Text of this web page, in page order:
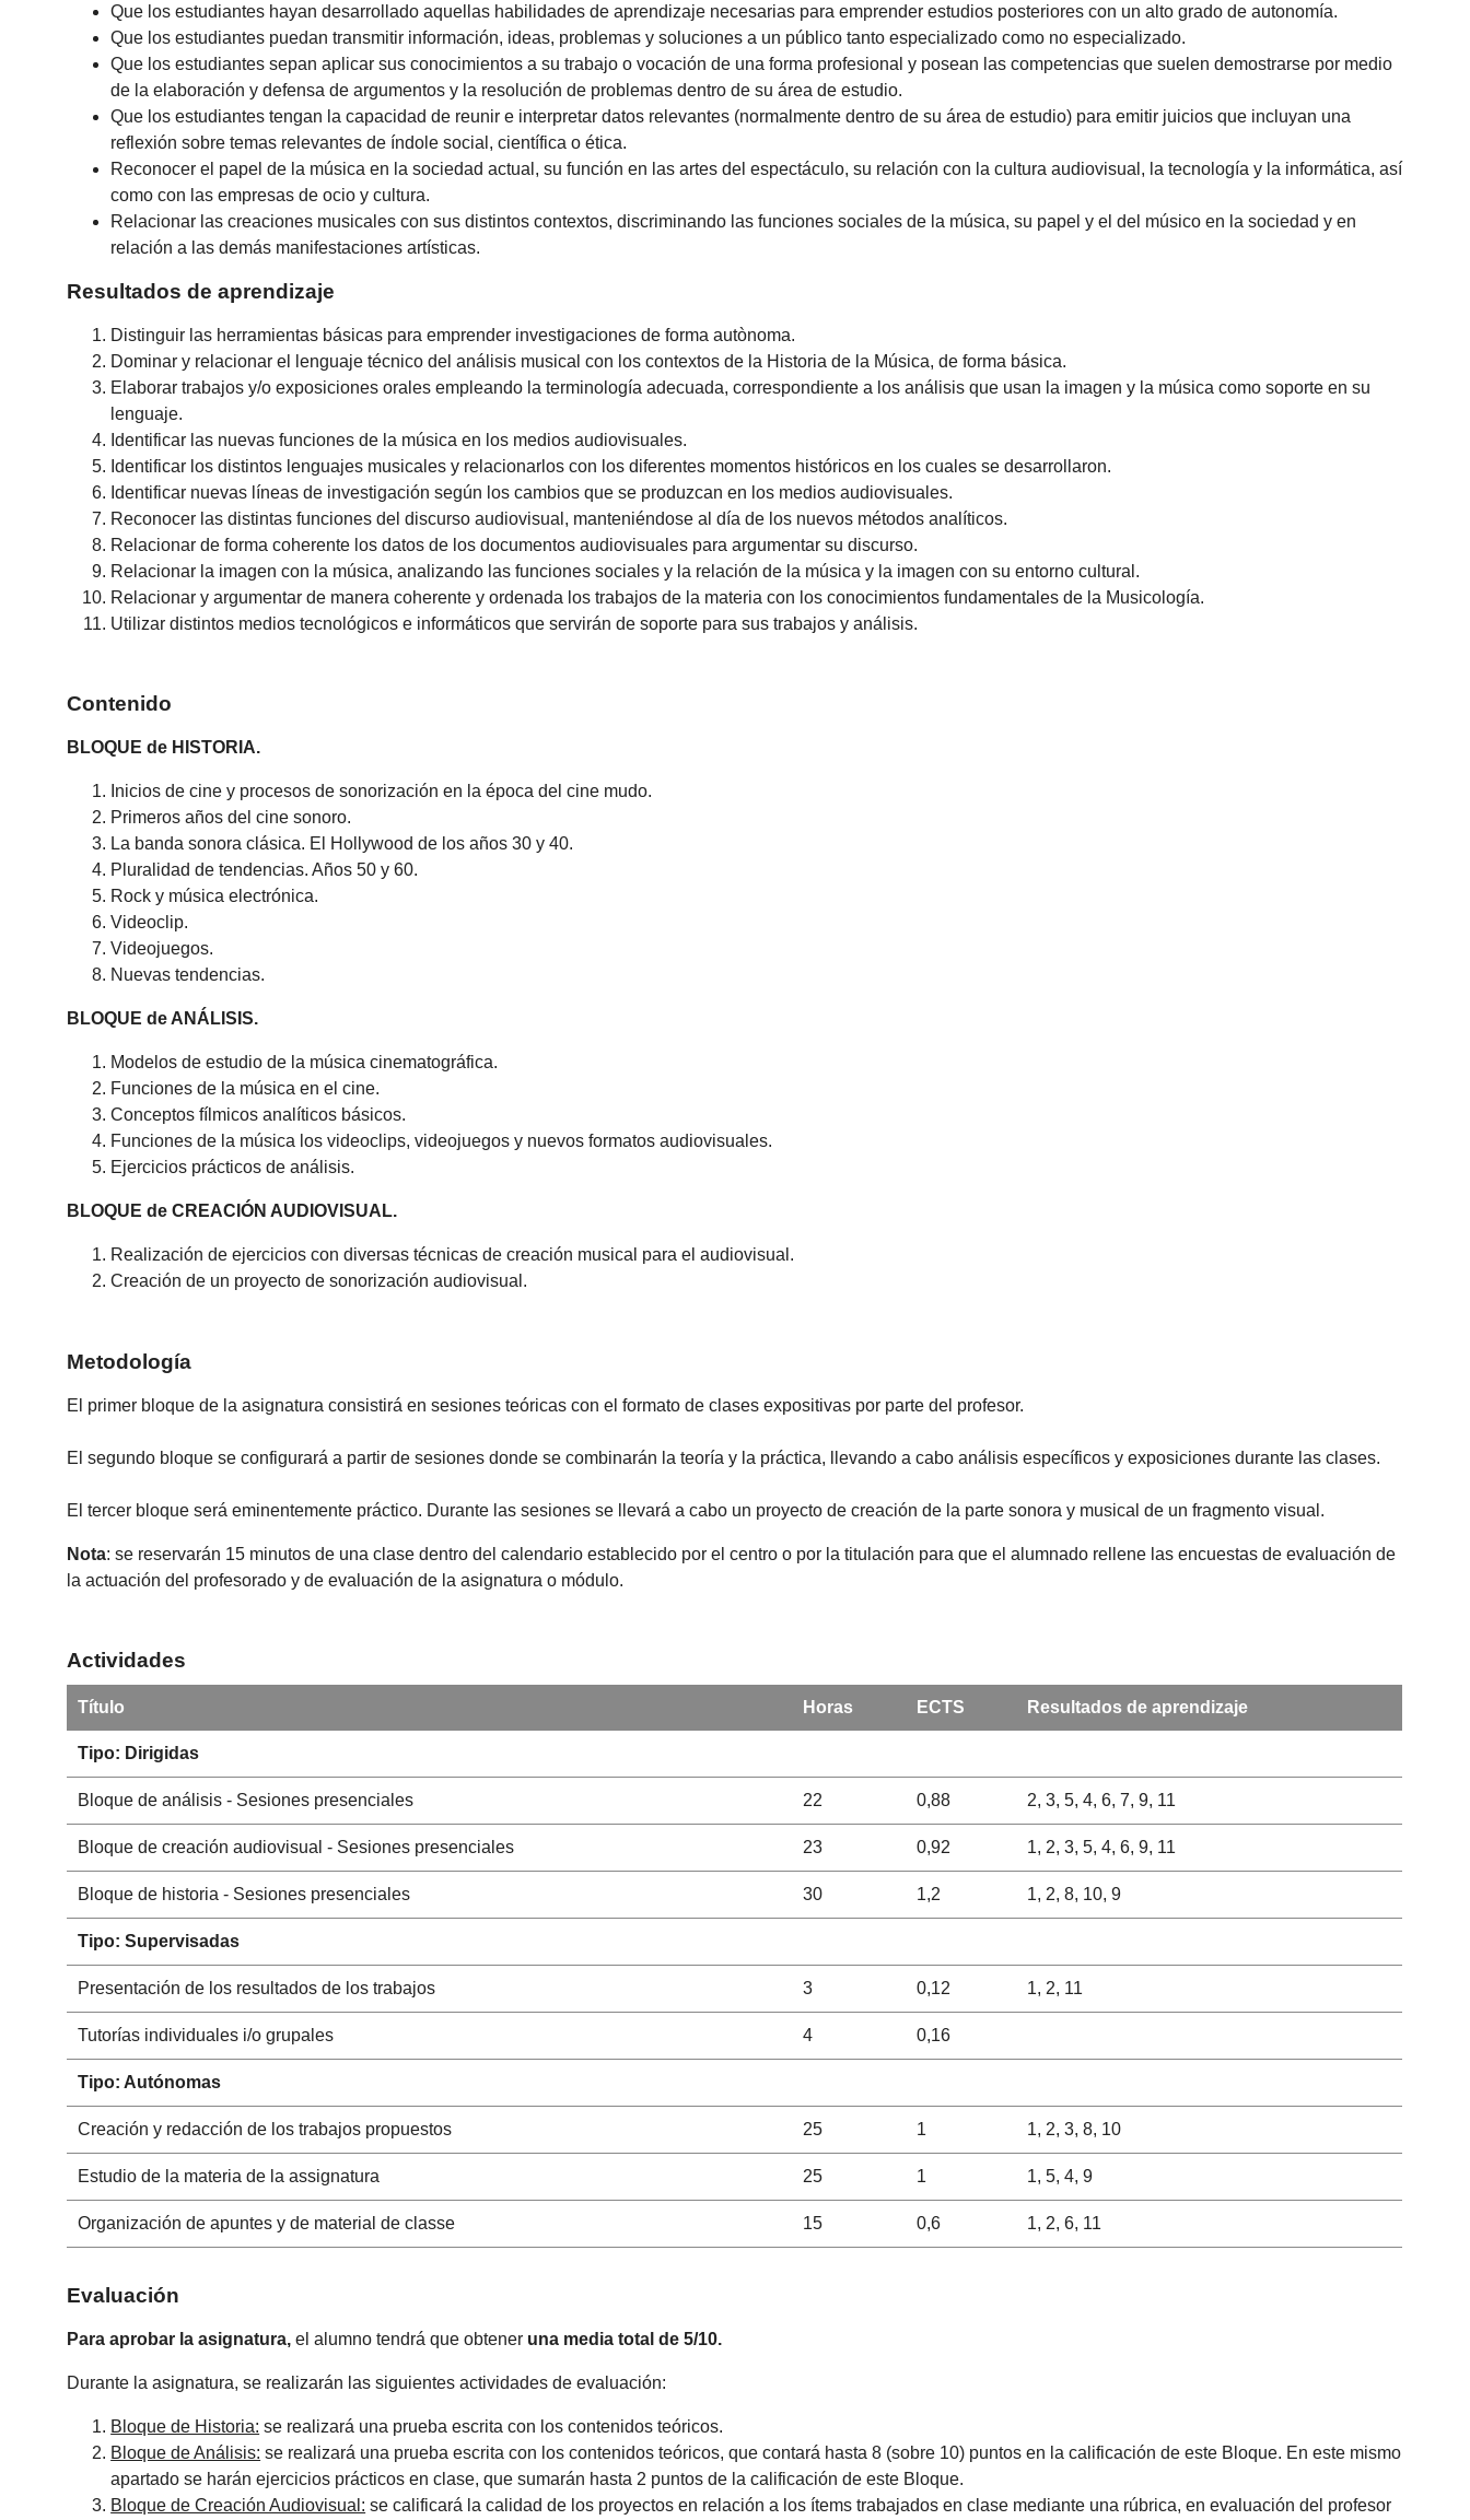
Que los estudiantes hayan desarrollado aquellas habilidades de aprendizaje necesarias para emprender estudios posteriores con un alto grado de autonomía.
Que los estudiantes puedan transmitir información, ideas, problemas y soluciones a un público tanto especializado como no especializado.
Que los estudiantes sepan aplicar sus conocimientos a su trabajo o vocación de una forma profesional y posean las competencias que suelen demostrarse por medio
de la elaboración y defensa de argumentos y la resolución de problemas dentro de su área de estudio.
Que los estudiantes tengan la capacidad de reunir e interpretar datos relevantes (normalmente dentro de su área de estudio) para emitir juicios que incluyan una
reflexión sobre temas relevantes de índole social, científica o ética.
Reconocer el papel de la música en la sociedad actual, su función en las artes del espectáculo, su relación con la cultura audiovisual, la tecnología y la informática, así
como con las empresas de ocio y cultura.
Relacionar las creaciones musicales con sus distintos contextos, discriminando las funciones sociales de la música, su papel y el del músico en la sociedad y en
relación a las demás manifestaciones artísticas.
Resultados de aprendizaje
Distinguir las herramientas básicas para emprender investigaciones de forma autònoma.
Dominar y relacionar el lenguaje técnico del análisis musical con los contextos de la Historia de la Música, de forma básica.
Elaborar trabajos y/o exposiciones orales empleando la terminología adecuada, correspondiente a los análisis que usan la imagen y la música como soporte en su
lenguaje.
Identificar las nuevas funciones de la música en los medios audiovisuales.
Identificar los distintos lenguajes musicales y relacionarlos con los diferentes momentos históricos en los cuales se desarrollaron.
Identificar nuevas líneas de investigación según los cambios que se produzcan en los medios audiovisuales.
Reconocer las distintas funciones del discurso audiovisual, manteniéndose al día de los nuevos métodos analíticos.
Relacionar de forma coherente los datos de los documentos audiovisuales para argumentar su discurso.
Relacionar la imagen con la música, analizando las funciones sociales y la relación de la música y la imagen con su entorno cultural.
Relacionar y argumentar de manera coherente y ordenada los trabajos de la materia con los conocimientos fundamentales de la Musicología.
Utilizar distintos medios tecnológicos e informáticos que servirán de soporte para sus trabajos y análisis.
Contenido
BLOQUE de HISTORIA.
Inicios de cine y procesos de sonorización en la época del cine mudo.
Primeros años del cine sonoro.
La banda sonora clásica. El Hollywood de los años 30 y 40.
Pluralidad de tendencias. Años 50 y 60.
Rock y música electrónica.
Videoclip.
Videojuegos.
Nuevas tendencias.
BLOQUE de ANÁLISIS.
Modelos de estudio de la música cinematográfica.
Funciones de la música en el cine.
Conceptos fílmicos analíticos básicos.
Funciones de la música los videoclips, videojuegos y nuevos formatos audiovisuales.
Ejercicios prácticos de análisis.
BLOQUE de CREACIÓN AUDIOVISUAL.
Realización de ejercicios con diversas técnicas de creación musical para el audiovisual.
Creación de un proyecto de sonorización audiovisual.
Metodología
El primer bloque de la asignatura consistirá en sesiones teóricas con el formato de clases expositivas por parte del profesor.
El segundo bloque se configurará a partir de sesiones donde se combinarán la teoría y la práctica, llevando a cabo análisis específicos y exposiciones durante las clases.
El tercer bloque será eminentemente práctico. Durante las sesiones se llevará a cabo un proyecto de creación de la parte sonora y musical de un fragmento visual.
Nota: se reservarán 15 minutos de una clase dentro del calendario establecido por el centro o por la titulación para que el alumnado rellene las encuestas de evaluación de
la actuación del profesorado y de evaluación de la asignatura o módulo.
Actividades
Título Horas ECTS Resultados de aprendizaje
Tipo: Dirigidas
Bloque de análisis - Sesiones presenciales 22 0,88 2, 3, 5, 4, 6, 7, 9, 11
Bloque de creación audiovisual - Sesiones presenciales 23 0,92 1, 2, 3, 5, 4, 6, 9, 11
Bloque de historia - Sesiones presenciales 30 1,2 1, 2, 8, 10, 9
Tipo: Supervisadas
Presentación de los resultados de los trabajos 3 0,12 1, 2, 11
Tutorías individuales i/o grupales 4 0,16
Tipo: Autónomas
Creación y redacción de los trabajos propuestos 25 1 1, 2, 3, 8, 10
Estudio de la materia de la assignatura 25 1 1, 5, 4, 9
Organización de apuntes y de material de classe 15 0,6 1, 2, 6, 11
Evaluación
Para aprobar la asignatura,el alumno tendrá que obtener una media total de 5/10.
Durante la asignatura, se realizarán las siguientes actividades de evaluación:
Bloque de Historia: se realizará una prueba escrita con los contenidos teóricos.
Bloque de Análisis: se realizará una prueba escrita con los contenidos teóricos, que contará hasta 8 (sobre 10) puntos en la calificación de este Bloque. En este mismo
apartado se harán ejercicios prácticos en clase, que sumarán hasta 2 puntos de la calificación de este Bloque.
Bloque de Creación Audiovisual: se calificará la calidad de los proyectos en relación a los ítems trabajados en clase mediante una rúbrica, en evaluación del profesor